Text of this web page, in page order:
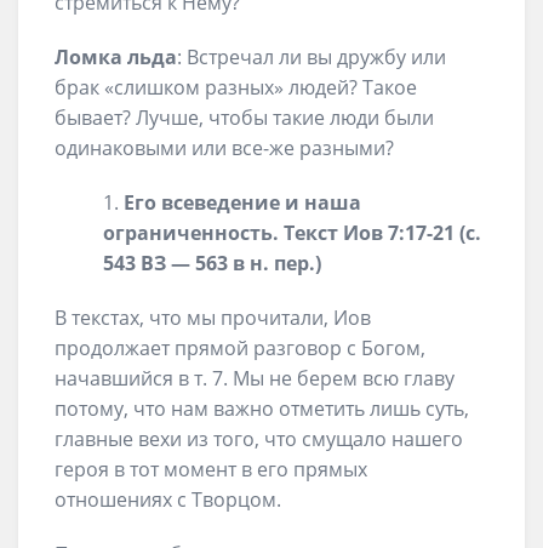
Ломка льда: Встречал ли вы дружбу или
брак «слишком разных» людей? Такое
бывает? Лучше, чтобы такие люди были
одинаковыми или все-же разными?
Его всеведение и наша
ограниченность. Текст Иов 7:17-21 (с.
543 ВЗ — 563 в н. пер.)
В текстах, что мы прочитали, Иов
продолжает прямой разговор с Богом,
начавшийся в т. 7. Мы не берем всю главу
потому, что нам важно отметить лишь суть,
главные вехи из того, что смущало нашего
героя в тот момент в его прямых
отношениях с Творцом.